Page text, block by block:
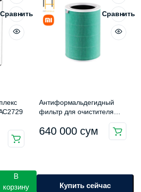
000 сум.
Сравнить Сравнить
Антиформальдегидный
фильтр для очистителя
воздуха Xiaomi Smart Air
Purifier 4 Filter (M16R-FLP)
640 000 сум
В
корзину
Купить сейчас